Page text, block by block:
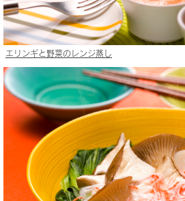
エリンギと野菜のレンジ蒸し